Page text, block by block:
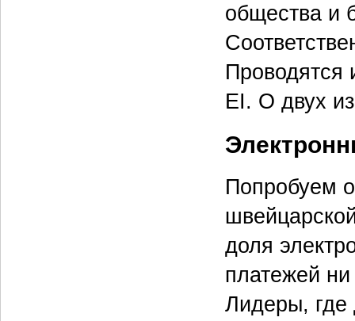
общества и
Проводятся
EI. О двух
Попробуем
доля
платежей
Лидеры, где